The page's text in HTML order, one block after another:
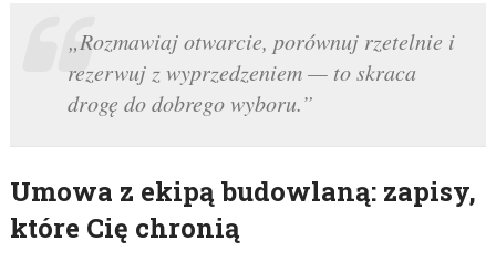
„Rozmawiaj otwarcie, porównuj rzetelnie i
rezerwuj z wyprzedzeniem — to skraca
drogę do dobrego wyboru.”
Umowa z ekipą budowlaną: zapisy,
które Cię chronią